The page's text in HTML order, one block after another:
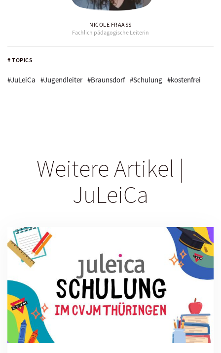
# TOPICS
#JuLeiCa #Jugendleiter #Braunsdorf #Schulung #kostenfrei
NICOLE FRAASS
Fachlich pädagogische Leiterin
Weitere Artikel |
JuLeiCa